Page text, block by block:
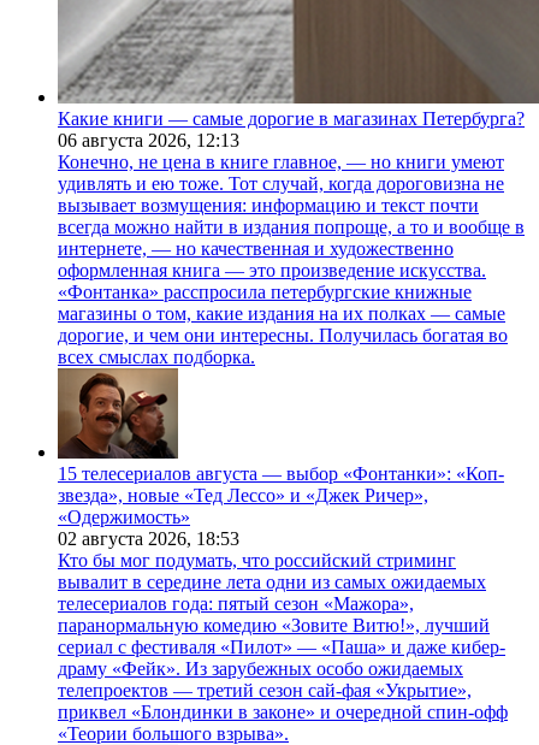
Какие книги — самые дорогие в магазинах Петербурга?
06 августа 2026, 12:13
Конечно, не цена в книге главное, — но книги умеют
удивлять и ею тоже. Тот случай, когда дороговизна не
вызывает возмущения: информацию и текст почти
всегда можно найти в издания попроще, а то и вообще в
интернете, — но качественная и художественно
оформленная книга — это произведение искусства.
«Фонтанка» расспросила петербургские книжные
магазины о том, какие издания на их полках — самые
дорогие, и чем они интересны. Получилась богатая во
всех смыслах подборка.
15 телесериалов августа — выбор «Фонтанки»: «Коп-
звезда», новые «Тед Лессо» и «Джек Ричер»,
«Одержимость»
02 августа 2026, 18:53
Кто бы мог подумать, что российский стриминг
вывалит в середине лета одни из самых ожидаемых
телесериалов года: пятый сезон «Мажора»,
паранормальную комедию «Зовите Витю!», лучший
сериал с фестиваля «Пилот» — «Паша» и даже кибер-
драму «Фейк». Из зарубежных особо ожидаемых
телепроектов — третий сезон сай-фая «Укрытие»,
приквел «Блондинки в законе» и очередной спин-офф
«Теории большого взрыва».